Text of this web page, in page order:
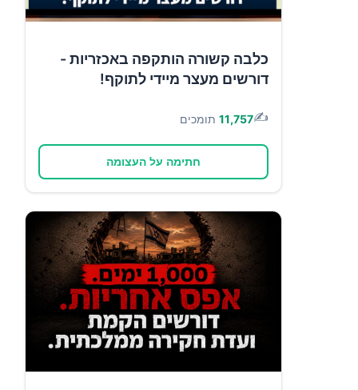
כלבה קשורה הותקפה באכזריות -
דורשים מעצר מיידי לתוקף!
✍️
11,757 תומכים
חתימה על העצומה